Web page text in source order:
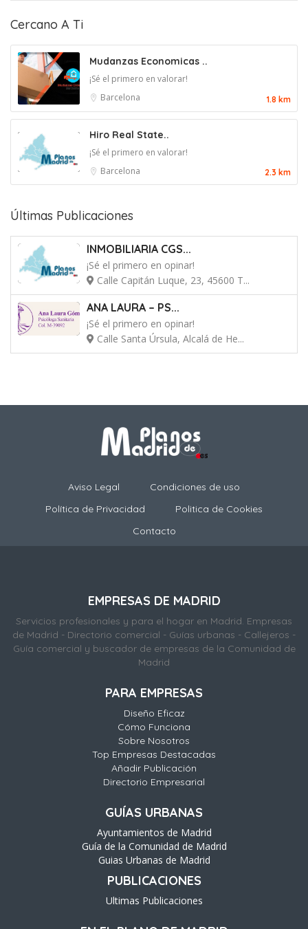
Cercano A Ti
Mudanzas Economicas ..
¡Sé el primero en valorar!
Barcelona
1.8 km
Hiro Real State..
¡Sé el primero en valorar!
Barcelona
2.3 km
Últimas Publicaciones
INMOBILIARIA CGS...
¡Sé el primero en opinar!
Calle Capitán Luque, 23, 45600 T...
ANA LAURA – PS...
¡Sé el primero en opinar!
Calle Santa Úrsula, Alcalá de He...
Aviso Legal
Condiciones de uso
Política de Privacidad
Politica de Cookies
Contacto
EMPRESAS DE MADRID
Servicios profesionales y para el hogar en Madrid. Empresas
de Madrid - Directorio comercial - Guías urbanas - Callejeros -
Guía comercial y buscador de empresas de la Comunidad de
Madrid
PARA EMPRESAS
Diseño Eficaz
Cómo Funciona
Sobre Nosotros
Top Empresas Destacadas
Añadir Publicación
Directorio Empresarial
GUÍAS URBANAS
Ayuntamientos de Madrid
Guía de la Comunidad de Madrid
Guias Urbanas de Madrid
PUBLICACIONES
Ultimas Publicaciones